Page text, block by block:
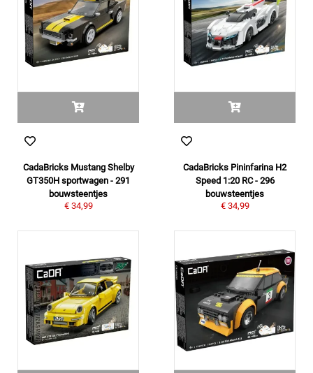
CadaBricks Mustang Shelby
GT350H sportwagen - 291
bouwsteentjes
€ 34,99
CadaBricks Pininfarina H2
Speed 1:20 RC - 296
bouwsteentjes
€ 34,99